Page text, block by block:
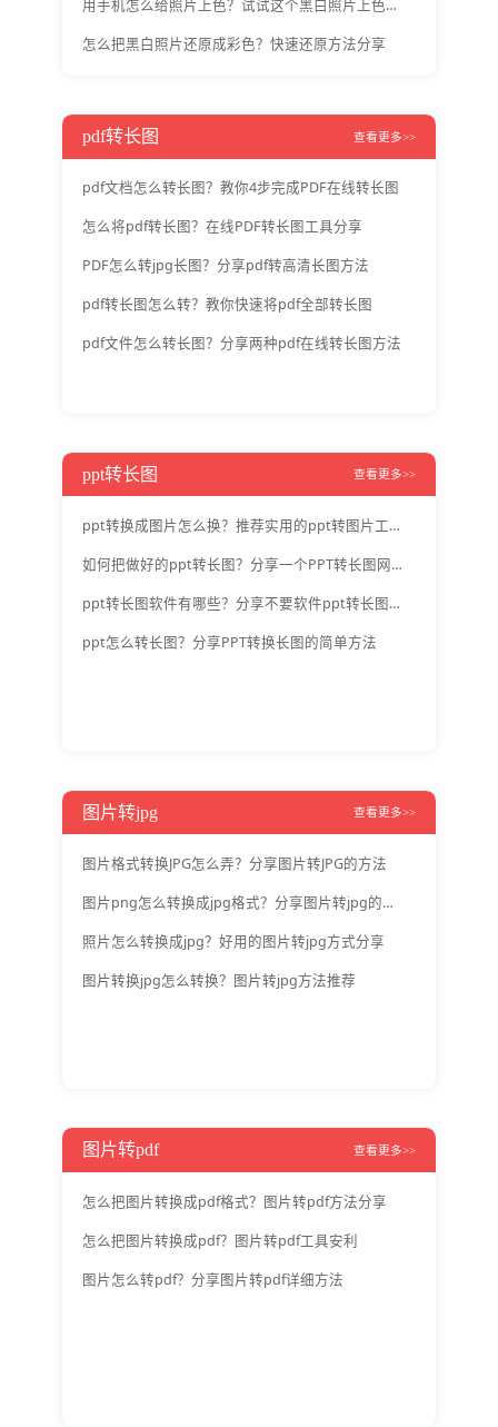
用手机怎么给照片上色？试试这个黑白照片上色工具
怎么把黑白照片还原成彩色？快速还原方法分享
pdf转长图 查看更多>>
pdf文档怎么转长图？教你4步完成PDF在线转长图
怎么将pdf转长图？在线PDF转长图工具分享
PDF怎么转jpg长图？分享pdf转高清长图方法
pdf转长图怎么转？教你快速将pdf全部转长图
pdf文件怎么转长图？分享两种pdf在线转长图方法
ppt转长图 查看更多>>
ppt转换成图片怎么换？推荐实用的ppt转图片工具
如何把做好的ppt转长图？分享一个PPT转长图网站
ppt转长图软件有哪些？分享不要软件ppt转长图方法
ppt怎么转长图？分享PPT转换长图的简单方法
图片转jpg 查看更多>>
图片格式转换JPG怎么弄？分享图片转JPG的方法
图片png怎么转换成jpg格式？分享图片转jpg的详细方法
照片怎么转换成jpg？好用的图片转jpg方式分享
图片转换jpg怎么转换？图片转jpg方法推荐
图片转pdf 查看更多>>
怎么把图片转换成pdf格式？图片转pdf方法分享
怎么把图片转换成pdf？图片转pdf工具安利
图片怎么转pdf？分享图片转pdf详细方法